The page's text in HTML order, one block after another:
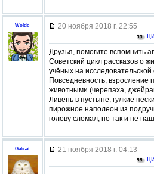
Wolde
20 ноября 2018 г. 22:55
Друзья, помогите вспомнить
Советский цикл рассказов о
учёных на
Повседневность, взросление
животными (черепаха,
Ливень в пустыне, гулкие
пирожное наполеон из
голову сломал, но так и не
Galicat
21 ноября 2018 г. 04:13